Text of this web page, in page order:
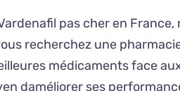
pas cher en
recherchez une
médicaments face
daméliorer ses